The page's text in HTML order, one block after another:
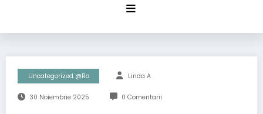
Uncategorized @ro Linda A
30 Noiembrie 2025 0 Comentarii